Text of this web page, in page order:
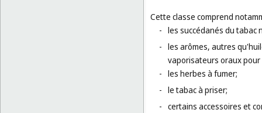
Cette classe comprend
- les succédanés du tabac
- les arômes, autres
vaporisateurs oraux
- les herbes à fumer;
- le tabac à priser;
- certains accessoires et